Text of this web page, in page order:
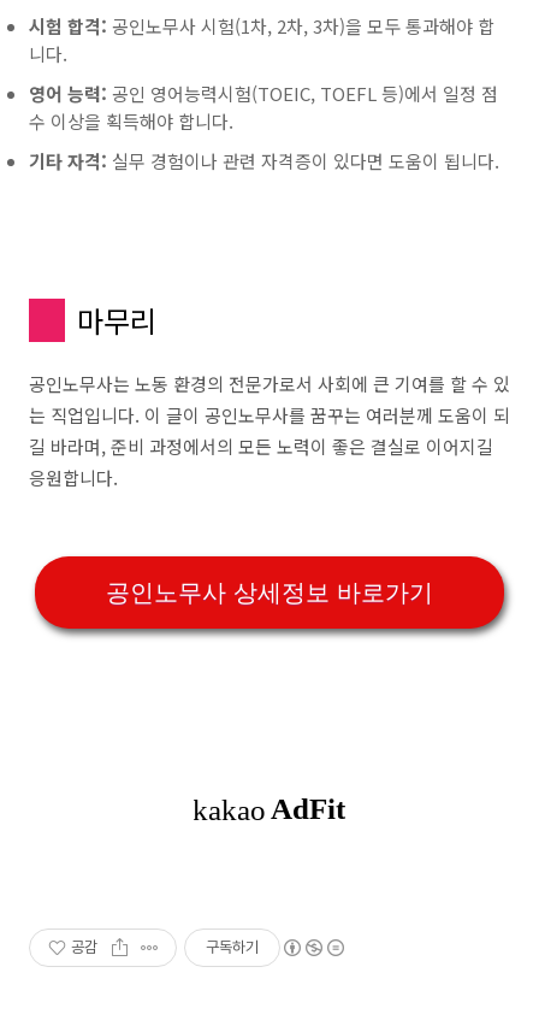
시험 합격: 공인노무사 시험(1차, 2차, 3차)을 모두 통과해야 합
니다.
영어 능력: 공인 영어능력시험(TOEIC, TOEFL 등)에서 일정 점
수 이상을 획득해야 합니다.
기타 자격: 실무 경험이나 관련 자격증이 있다면 도움이 됩니다.
마무리
공인노무사는 노동 환경의 전문가로서 사회에 큰 기여를 할 수 있
는 직업입니다. 이 글이 공인노무사를 꿈꾸는 여러분께 도움이 되
길 바라며, 준비 과정에서의 모든 노력이 좋은 결실로 이어지길
응원합니다.
공인노무사 상세정보 바로가기
공감 구독하기